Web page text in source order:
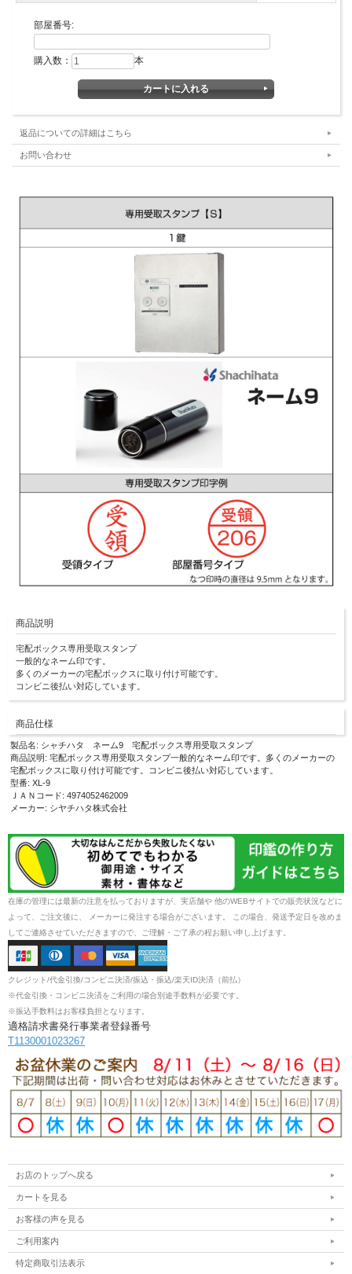
部屋番号:
購入数： 本
返品についての詳細はこちら
お問い合わせ
商品説明
宅配ボックス専用受取スタンプ
一般的なネーム印です。
多くのメーカーの宅配ボックスに取り付け可能です。
コンビニ後払い対応しています。
商品仕様
製品名: シャチハタ ネーム9 宅配ボックス専用受取スタンプ
商品説明: 宅配ボックス専用受取スタンプ一般的なネーム印です。多くのメーカーの
宅配ボックスに取り付け可能です。コンビニ後払い対応しています。
型番: XL-9
ＪＡＮコード: 4974052462009
メーカー: シヤチハタ株式会社
在庫の管理には最新の注意を払っておりますが、実店舗や 他のWEBサイトでの販売状況などに
よって、ご注文後に、 メーカーに発注する場合がございます。 この場合、発送予定日を改めま
してご連絡させていただきますので、ご理解・ご了承の程お願い申し上げます。
クレジット/代金引換/コンビニ決済/振込・振込/楽天ID決済（前払）
※代金引換・コンビニ決済をご利用の場合別途手数料が必要です。
※振込手数料はお客様負担となります。
適格請求書発行事業者登録番号
T1130001023267
お店のトップへ戻る
カートを見る
お客様の声を見る
ご利用案内
特定商取引法表示